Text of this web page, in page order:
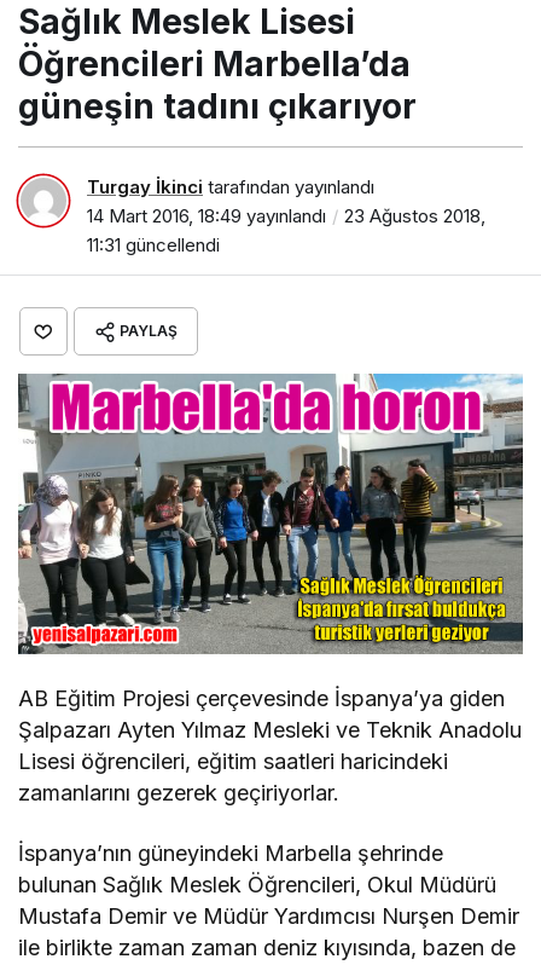
Sağlık Meslek Lisesi
Öğrencileri Marbella’da
güneşin tadını çıkarıyor
Turgay İkinci tarafından yayınlandı
14 Mart 2016, 18:49 yayınlandı
23 Ağustos 2018,
11:31 güncellendi
PAYLAŞ
AB Eğitim Projesi çerçevesinde İspanya’ya giden
Şalpazarı Ayten Yılmaz Mesleki ve Teknik Anadolu
Lisesi öğrencileri, eğitim saatleri haricindeki
zamanlarını gezerek geçiriyorlar.
İspanya’nın güneyindeki Marbella şehrinde
bulunan Sağlık Meslek Öğrencileri, Okul Müdürü
Mustafa Demir ve Müdür Yardımcısı Nurşen Demir
ile birlikte zaman zaman deniz kıyısında, bazen de